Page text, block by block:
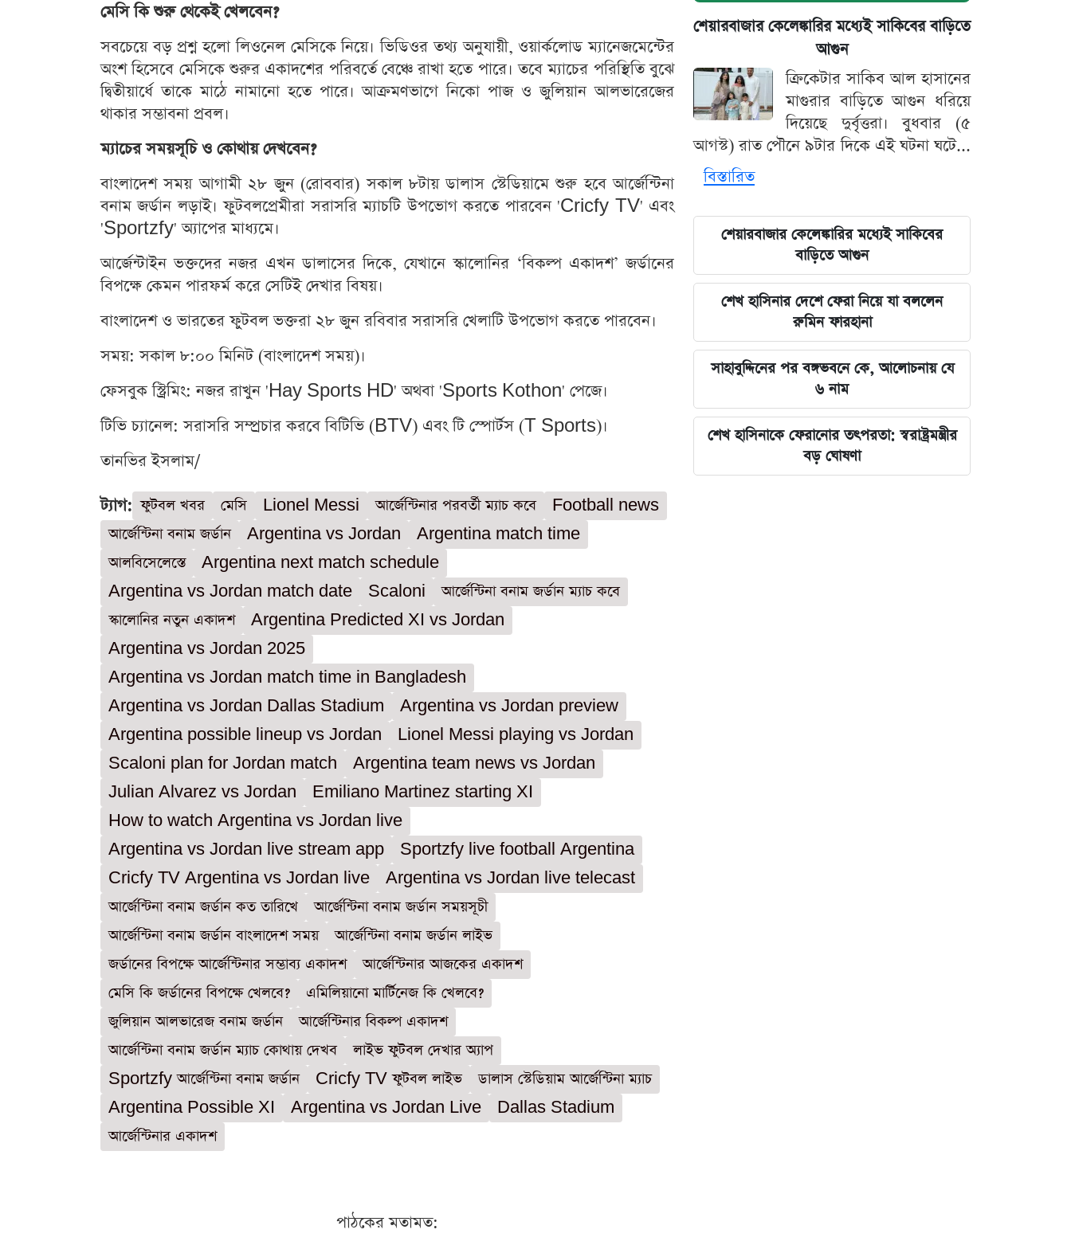
মেসি কি শুরু থেকেই খেলবেন?
সবচেয়ে বড় প্রশ্ন হলো লিওনেল মেসিকে নিয়ে। ভিডিওর তথ্য অনুযায়ী, ওয়ার্কলোড ম্যানেজমেন্টের
অংশ হিসেবে মেসিকে শুরুর একাদশের পরিবর্তে বেঞ্চে রাখা হতে পারে। তবে ম্যাচের পরিস্থিতি বুঝে
দ্বিতীয়ার্ধে তাকে মাঠে নামানো হতে পারে। আক্রমণভাগে নিকো পাজ ও জুলিয়ান আলভারেজের
থাকার সম্ভাবনা প্রবল।
ম্যাচের সময়সূচি ও কোথায় দেখবেন?
বাংলাদেশ সময় আগামী ২৮ জুন (রোববার) সকাল ৮টায় ডালাস স্টেডিয়ামে শুরু হবে আর্জেন্টিনা
বনাম জর্ডান লড়াই। ফুটবলপ্রেমীরা সরাসরি ম্যাচটি উপভোগ করতে পারবেন 'Cricfy TV' এবং
'Sportzfy' অ্যাপের মাধ্যমে।
আর্জেন্টাইন ভক্তদের নজর এখন ডালাসের দিকে, যেখানে স্কালোনির ‘বিকল্প একাদশ’ জর্ডানের
বিপক্ষে কেমন পারফর্ম করে সেটিই দেখার বিষয়।
বাংলাদেশ ও ভারতের ফুটবল ভক্তরা ২৮ জুন রবিবার সরাসরি খেলাটি উপভোগ করতে পারবেন।
সময়: সকাল ৮:০০ মিনিট (বাংলাদেশ সময়)।
ফেসবুক স্ট্রিমিং: নজর রাখুন 'Hay Sports HD' অথবা 'Sports Kothon' পেজে।
টিভি চ্যানেল: সরাসরি সম্প্রচার করবে বিটিভি (BTV) এবং টি স্পোর্টস (T Sports)।
তানভির ইসলাম/
ট্যাগ: ফুটবল খবর মেসি Lionel Messi আর্জেন্টিনার পরবর্তী ম্যাচ কবে
Football news
আর্জেন্টিনা বনাম জর্ডান
Argentina vs Jordan
Argentina match time
আলবিসেলেস্তে
Argentina next match schedule
Argentina vs Jordan match date
Scaloni
আর্জেন্টিনা বনাম জর্ডান ম্যাচ কবে
স্কালোনির নতুন একাদশ
Argentina Predicted XI vs Jordan
Argentina vs Jordan 2025
Argentina vs Jordan match time in Bangladesh
Argentina vs Jordan Dallas Stadium
Argentina vs Jordan preview
Argentina possible lineup vs Jordan
Lionel Messi playing vs Jordan
Scaloni plan for Jordan match
Argentina team news vs Jordan
Julian Alvarez vs Jordan
Emiliano Martinez starting XI
How to watch Argentina vs Jordan live
Argentina vs Jordan live stream app
Sportzfy live football Argentina
Cricfy TV Argentina vs Jordan live
Argentina vs Jordan live telecast
আর্জেন্টিনা বনাম জর্ডান কত তারিখে
আর্জেন্টিনা বনাম জর্ডান সময়সূচী
আর্জেন্টিনা বনাম জর্ডান বাংলাদেশ সময়
আর্জেন্টিনা বনাম জর্ডান লাইভ
জর্ডানের বিপক্ষে আর্জেন্টিনার সম্ভাব্য একাদশ
আর্জেন্টিনার আজকের একাদশ
মেসি কি জর্ডানের বিপক্ষে খেলবে?
এমিলিয়ানো মার্টিনেজ কি খেলবে?
জুলিয়ান আলভারেজ বনাম জর্ডান
আর্জেন্টিনার বিকল্প একাদশ
আর্জেন্টিনা বনাম জর্ডান ম্যাচ কোথায় দেখব
লাইভ ফুটবল দেখার অ্যাপ
Sportzfy আর্জেন্টিনা বনাম জর্ডান
Cricfy TV ফুটবল লাইভ
ডালাস স্টেডিয়াম আর্জেন্টিনা ম্যাচ
Argentina Possible XI
Argentina vs Jordan Live
Dallas Stadium
আর্জেন্টিনার একাদশ
পাঠকের মতামত:
শেয়ারবাজার কেলেঙ্কারির মধ্যেই সাকিবের বাড়িতে
আগুন
ক্রিকেটার সাকিব আল হাসানের
মাগুরার বাড়িতে আগুন ধরিয়ে
দিয়েছে দুর্বৃত্তরা। বুধবার (৫
আগস্ট) রাত পৌনে ৯টার দিকে এই ঘটনা ঘটে...
বিস্তারিত
শেয়ারবাজার কেলেঙ্কারির মধ্যেই সাকিবের
বাড়িতে আগুন
শেখ হাসিনার দেশে ফেরা নিয়ে যা বললেন
রুমিন ফারহানা
সাহাবুদ্দিনের পর বঙ্গভবনে কে, আলোচনায় যে
৬ নাম
শেখ হাসিনাকে ফেরানোর তৎপরতা: স্বরাষ্ট্রমন্ত্রীর
বড় ঘোষণা